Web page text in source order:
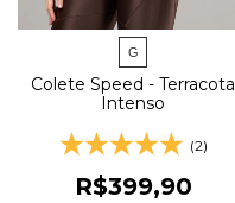
G
Colete Speed - Terracota
Intenso
(2)
R$399,90